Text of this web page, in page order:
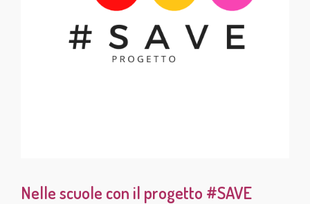
Nelle scuole con il progetto #SAVE